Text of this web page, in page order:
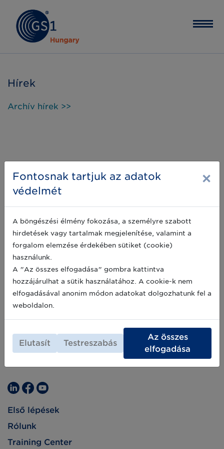
Hírek
Archív hírek >>
Első lépések
Rólunk
Training Center
Fontosnak tartjuk az adatok
védelmét
×
A böngészési élmény fokozása, a személyre szabott
hirdetések vagy tartalmak megjelenítése, valamint a
forgalom elemzése érdekében sütiket (cookie)
használunk.
A "Az összes elfogadása" gombra kattintva
hozzájárulhat a sütik használatához. A cookie-k nem
elfogadásával anonim módon adatokat dolgozhatunk fel a
weboldalon.
Elutasít Testreszabás
Az összes
elfogadása